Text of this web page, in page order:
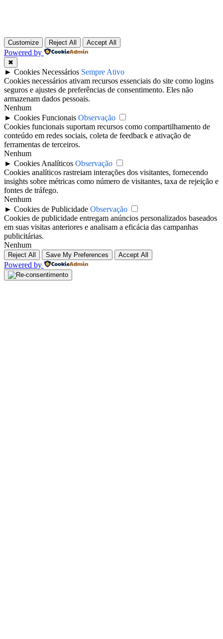
Customize Reject All Accept All
Powered by
✖
► Cookies Necessários Sempre Ativo
Cookies necessários ativam recursos essenciais do site como logins
seguros e ajustes de preferências de consentimento. Eles não
armazenam dados pessoais.
Nenhum
► Cookies Funcionais Observação
Cookies funcionais suportam recursos como compartilhamento de
conteúdo em redes sociais, coleta de feedback e ativação de
ferramentas de terceiros.
Nenhum
► Cookies Analíticos Observação
Cookies analíticos rastreiam interações dos visitantes, fornecendo
insights sobre métricas como número de visitantes, taxa de rejeição e
fontes de tráfego.
Nenhum
► Cookies de Publicidade Observação
Cookies de publicidade entregam anúncios personalizados baseados
em suas visitas anteriores e analisam a eficácia das campanhas
publicitárias.
Nenhum
Reject All Save My Preferences Accept All
Powered by